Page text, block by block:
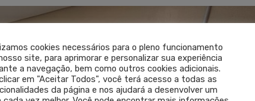
cookies necessários para o pleno funcionamento
site, para aprimorar e personalizar sua experiência
a navegação, bem como outros cookies adicionais.
em "Aceitar Todos", você terá acesso a todas as
da página e nos ajudará a desenvolver um